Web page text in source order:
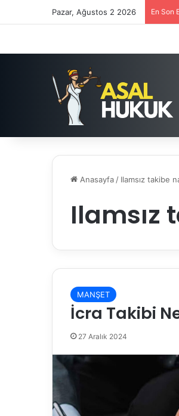
Pazar, Ağustos 2 2026 En Son
Anasayfa / Ilamsız takibe
Ilamsız
MANŞET
İcra Takibi
27 Aralık 2024